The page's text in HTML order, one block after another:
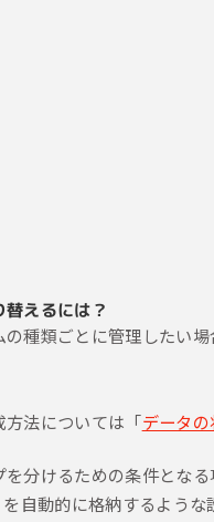
えるには？
種類ごとに管理したい
法については「 データ
分けるための条件とな
自動的に格納するよう